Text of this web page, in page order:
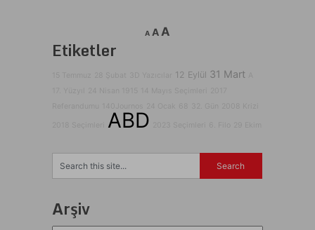
A AA
Etiketler
12 Eylül 31 Mart
ABD
Arşiv